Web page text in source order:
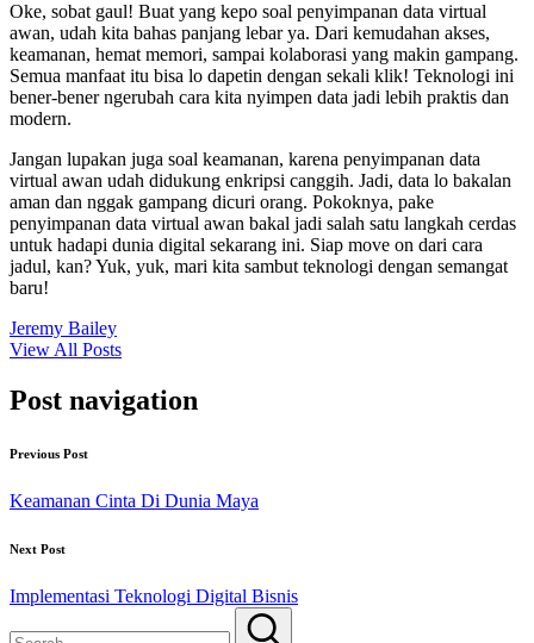
Oke, sobat gaul! Buat yang kepo soal penyimpanan data virtual
awan, udah kita bahas panjang lebar ya. Dari kemudahan akses,
keamanan, hemat memori, sampai kolaborasi yang makin gampang.
Semua manfaat itu bisa lo dapetin dengan sekali klik! Teknologi ini
bener-bener ngerubah cara kita nyimpen data jadi lebih praktis dan
modern.
Jangan lupakan juga soal keamanan, karena penyimpanan data
virtual awan udah didukung enkripsi canggih. Jadi, data lo bakalan
aman dan nggak gampang dicuri orang. Pokoknya, pake
penyimpanan data virtual awan bakal jadi salah satu langkah cerdas
untuk hadapi dunia digital sekarang ini. Siap move on dari cara
jadul, kan? Yuk, yuk, mari kita sambut teknologi dengan semangat
baru!
Jeremy Bailey
View All Posts
Post navigation
Previous Post
Keamanan Cinta Di Dunia Maya
Next Post
Implementasi Teknologi Digital Bisnis